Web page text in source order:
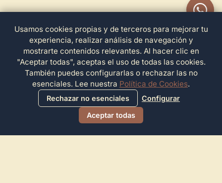
Usamos cookies propias y de terceros para mejorar tu
experiencia, realizar análisis de navegación y
mostrarte contenidos relevantes. Al hacer clic en
"Aceptar todas", aceptas el uso de todas las cookies.
También puedes configurarlas o rechazar las no
esenciales. Lee nuestra Política de Cookies.
Rechazar no esenciales
Configurar
Aceptar todas